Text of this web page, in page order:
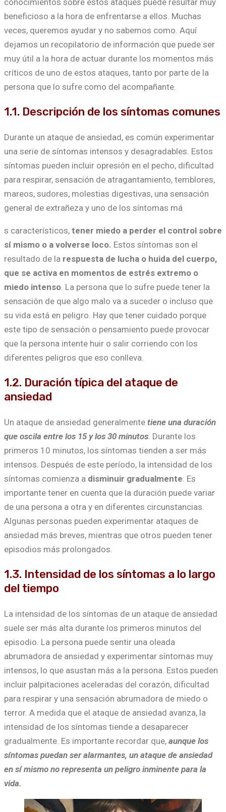
beneficioso a la hora de enfrentarse a ellos. Muchas
veces, queremos ayudar y no sabemos como. Aquí
dejamos un recopilatorio de información que puede ser
muy útil a la hora de actuar durante los momentos más
críticos de uno de estos ataques, tanto por parte de la
persona que lo sufre como del acompañante.
1.1. Descripción de los síntomas comunes
Durante un ataque de ansiedad, es común experimentar
una serie de síntomas intensos y desagradables. Estos
síntomas pueden incluir opresión en el pecho, dificultad
para respirar, sensación de atragantamiento, temblores,
mareos, sudores, molestias digestivas, una sensación
general de extrañeza y uno de los síntomas má
s característicos, tener miedo a perder el control sobre
sí mismo o a volverse loco. Estos síntomas son el
resultado de la respuesta de lucha o huida del cuerpo,
que se activa en momentos de estrés extremo o
miedo intenso . La persona que lo sufre puede tener la
sensación de que algo malo va a suceder o incluso que
su vida está en peligro. Hay que tener cuidado porque
este tipo de sensación o pensamiento puede provocar
que la persona intente huir o salir corriendo con los
diferentes peligros que eso conlleva.
1.2. Duración típica del ataque de
ansiedad
Un ataque de ansiedad generalmente tiene una duración
que oscila entre los 15 y los 30 minutos . Durante los
primeros 10 minutos, los síntomas tienden a ser más
intensos. Después de este período, la intensidad de los
síntomas comienza a disminuir gradualmente . Es
importante tener en cuenta que la duración puede variar
de una persona a otra y en diferentes circunstancias.
Algunas personas pueden experimentar ataques de
ansiedad más breves, mientras que otros pueden tener
episodios más prolongados.
1.3. Intensidad de los síntomas a lo largo
del tiempo
La intensidad de los síntomas de un ataque de ansiedad
suele ser más alta durante los primeros minutos del
episodio. La persona puede sentir una oleada
abrumadora de ansiedad y experimentar síntomas muy
intensos, lo que asustan más a la persona. Estos pueden
incluir palpitaciones aceleradas del corazón, dificultad
para respirar y una sensación abrumadora de miedo o
terror. A medida que el ataque de ansiedad avanza, la
intensidad de los síntomas tiende a desaparecer
gradualmente. Es importante recordar que, aunque los
síntomas puedan ser alarmantes, un ataque de ansiedad
en sí mismo no representa un peligro inminente para la
vida.